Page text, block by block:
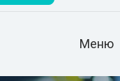
Меню